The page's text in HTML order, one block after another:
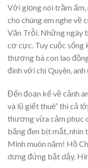
Với giọng nói trầm
cho chúng em nghe về
Văn Trỗi. Những ngày
cơ cực. Tuy cuộc sống
thương bà con lao
đình với chị Quyên,
Đến đoạn kể về cảnh
và lũ giết thuê” thì cả
thương vừa cảm phục
băng đen bịt mắt, nhìn
Minh muôn năm! Hồ
dưng đứng bật dậy.